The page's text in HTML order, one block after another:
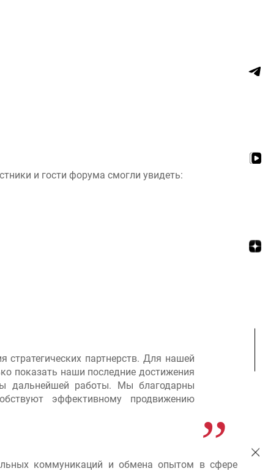
и гости форума смогли увидеть:
партнерств. Для нашей
показать наши последние достижения
дальнейшей работы. Мы благодарны
эффективному продвижению
коммуникаций и обмена опытом в сфере